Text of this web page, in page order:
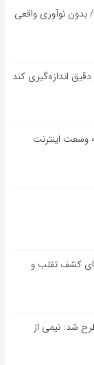
نوآوری واقعی
اندازه‌گیری کند
وسعت اینترنت
کشف تقلب و
شد: نیمی از